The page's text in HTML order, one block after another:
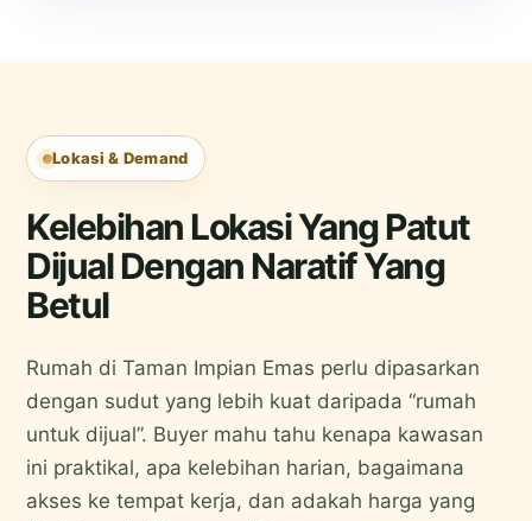
Lokasi & Demand
Kelebihan Lokasi Yang Patut
Dijual Dengan Naratif Yang
Betul
Rumah di Taman Impian Emas perlu dipasarkan
dengan sudut yang lebih kuat daripada “rumah
untuk dijual”. Buyer mahu tahu kenapa kawasan
ini praktikal, apa kelebihan harian, bagaimana
akses ke tempat kerja, dan adakah harga yang